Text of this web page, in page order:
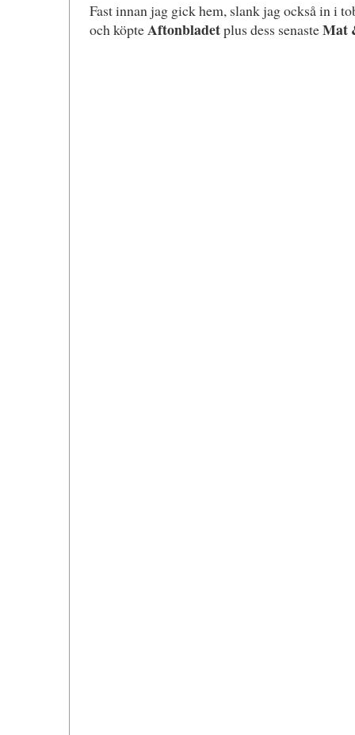
Fast innan jag gick hem, slank jag också in i
och köpteAftonbladetplus dess senasteMat